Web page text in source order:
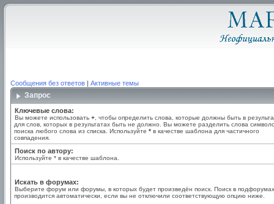
Сообщения без ответов | Активные темы
Запрос
Ключевые слова:
Вы можете использовать + , чтобы определить слова, которые должны быть в
для слов, которых в результатах быть не должно. Вы можете разделить слова
поиска любого слова из списка. Используйте * в качестве шаблона для частичного
совпадения.
Поиск по автору:
Используйте * в качестве шаблона.
Искать в форумах:
Выберите форум или форумы, в которых будет произведён поиск. Поиск в подфорумах
производится автоматически, если вы не отключили соответствующую опцию ниже.